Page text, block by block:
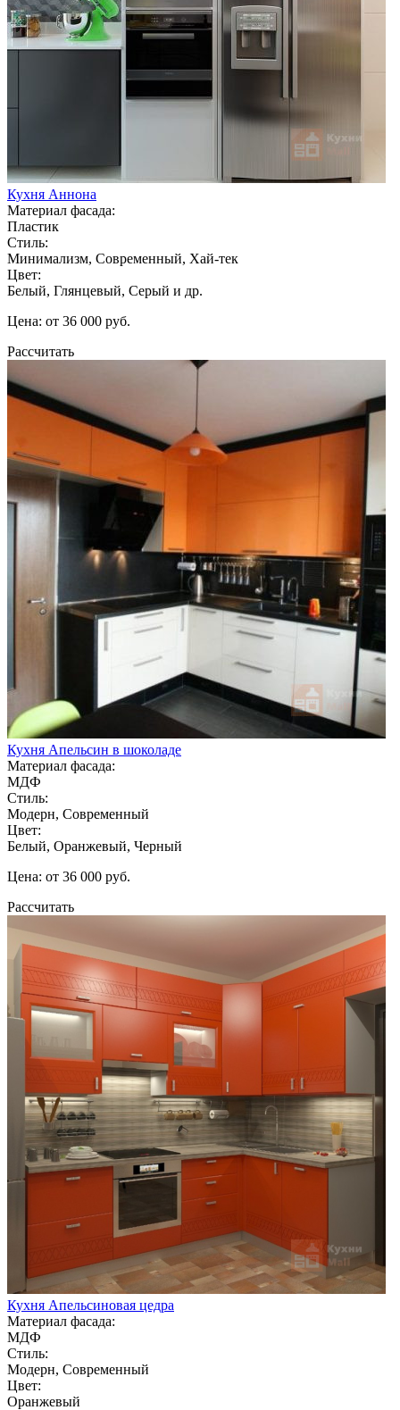
Кухня Аннона
Материал фасада:
Пластик
Стиль:
Минимализм, Современный, Хай-тек
Цвет:
Белый, Глянцевый, Серый и др.
Цена: от 36 000 руб.
Рассчитать
Кухня Апельсин в шоколаде
Материал фасада:
МДФ
Стиль:
Модерн, Современный
Цвет:
Белый, Оранжевый, Черный
Цена: от 36 000 руб.
Рассчитать
Кухня Апельсиновая цедра
Материал фасада:
МДФ
Стиль:
Модерн, Современный
Цвет:
Оранжевый